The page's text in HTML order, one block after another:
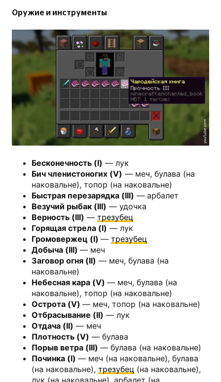
Оружие и инструменты
youtube.com
Бесконечность (I) — лук
Бич членистоногих (V) — меч, булава (на
наковальне), топор (на наковальне)
Быстрая перезарядка (III) — арбалет
Везучий рыбак (III) — удочка
Верность (III) — трезубец
Горящая стрела (I) — лук
Громовержец (I) — трезубец
Добыча (III) — меч
Заговор огня (II) — меч, булава (на
наковальне)
Небесная кара (V) — меч, булава (на
наковальне), топор (на наковальне)
Острота (V) — меч, топор (на наковальне)
Отбрасывание (II) — лук
Отдача (II) — меч
Плотность (V) — булава
Порыв ветра (III) — булава (на наковальне)
Починка (I) — меч (на наковальне), булава
(на наковальне), трезубец (на наковальне),
лук (на наковальне), арбалет (на